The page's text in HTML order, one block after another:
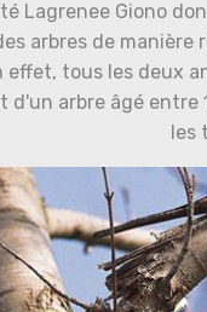
Lagrenee Giono
arbres de
effet, tous les deux
d'un arbre âgé
les